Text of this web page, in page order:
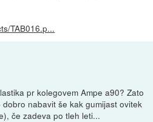
TAB016.p...
pr kolegovem Ampe a90? Zato
nabavit še kak gumijast ovitek
če zadeva po tleh leti...